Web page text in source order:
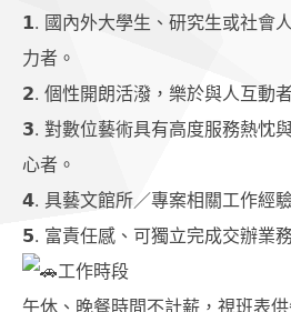
𝟭. 國內外大學生、研究生或社會
力者。
𝟮. 個性開朗活潑，樂於與人互動
𝟯. 對數位藝術具有高度服務熱忱
心者。
𝟰. 具藝文館所／專案相關工作經
𝟱. 富責任感、可獨立完成交辦業
工作時段
午休、晚餐時間不計薪，視班表